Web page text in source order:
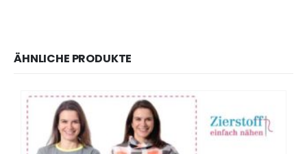
ÄHNLICHE PRODUKTE